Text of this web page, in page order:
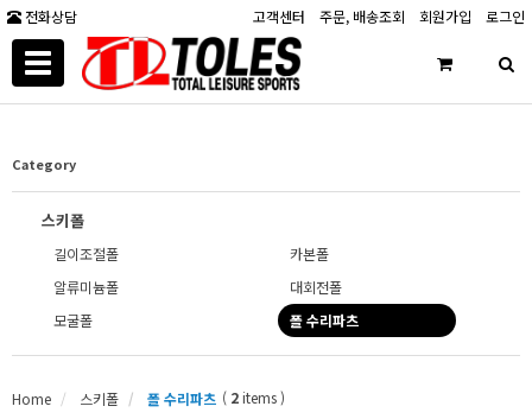
전화상담 로그인
회원가입
주문, 배송조회
고객센터
Toggle
navigation
Category
스키폴
길이조절폴
카본폴
알류미늄폴
대회전폴
모굴폴
폴 수리파츠
Home 스키폴 폴 수리파츠 ( 2items )